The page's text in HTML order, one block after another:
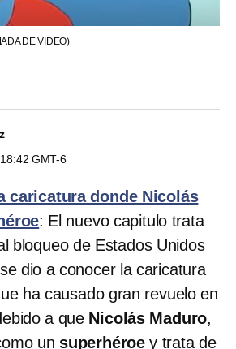
DE VIDEO)
GMT-6
caricatura donde Nicolás
: El nuevo capitulo trata
bloqueo de Estados Unidos
dio a conocer la caricatura
ha causado gran revuelo en
a que Nicolás Maduro,
un superhéroe y trata de